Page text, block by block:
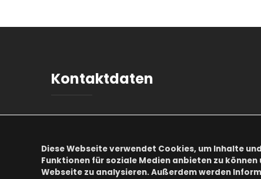
Kontaktdaten
Telefon:
+41 32 652 81 81
Diese Webseite verwendet Cookies, um Inhalte
Funktionen für soziale Medien anbieten zu
Webseite zu analysieren. Außerdem werden